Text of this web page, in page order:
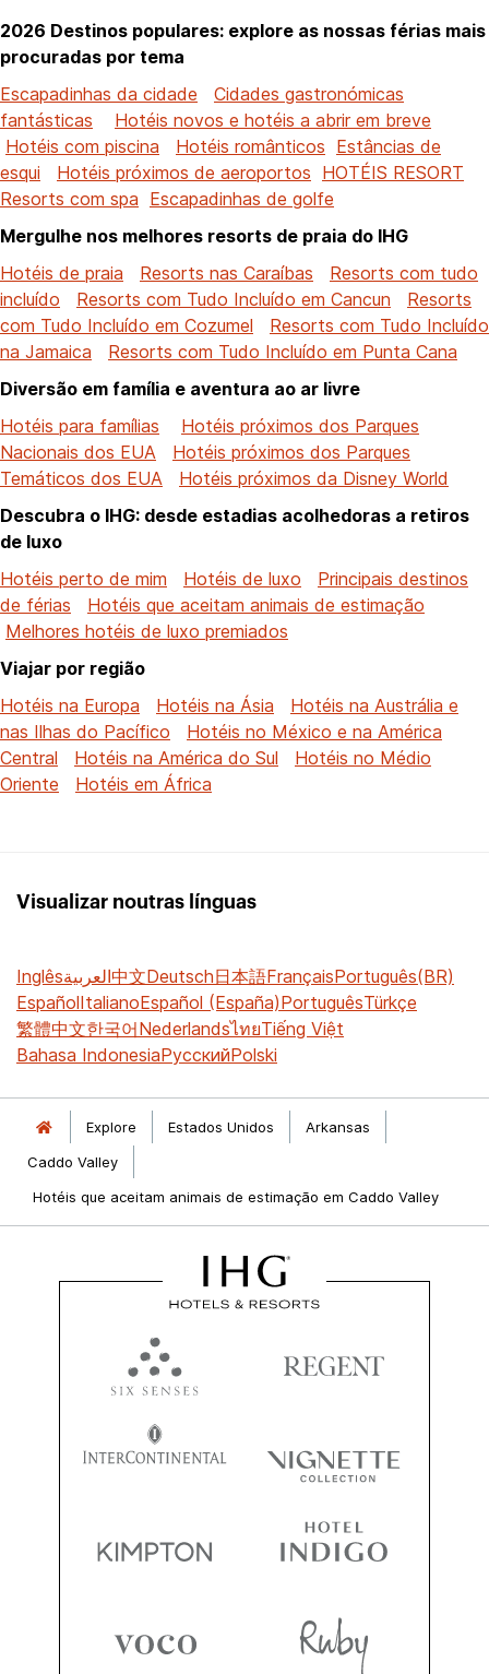
2026 Destinos populares: explore as nossas férias mais
procuradas por tema
Escapadinhas da cidade
Cidades gastronómicas
fantásticas
Hotéis novos e hotéis a abrir em breve
Hotéis com piscina
Hotéis românticos Estâncias de
esqui
Hotéis próximos de aeroportos HOTÉIS RESORT
Resorts com spa Escapadinhas de golfe
Mergulhe nos melhores resorts de praia do IHG
Hotéis de praia
Resorts nas Caraíbas
Resorts com tudo
incluído
Resorts com Tudo Incluído em Cancun
Resorts
com Tudo Incluído em Cozumel
Resorts com Tudo Incluído
na Jamaica
Resorts com Tudo Incluído em Punta Cana
Diversão em família e aventura ao ar livre
Hotéis para famílias
Hotéis próximos dos Parques
Nacionais dos EUA
Hotéis próximos dos Parques
Temáticos dos EUA
Hotéis próximos da Disney World
Descubra o IHG: desde estadias acolhedoras a retiros
de luxo
Hotéis perto de mim
Hotéis de luxo
Principais destinos
de férias
Hotéis que aceitam animais de estimação
Melhores hotéis de luxo premiados
Viajar por região
Hotéis na Europa
Hotéis na Ásia
Hotéis na Austrália e
nas Ilhas do Pacífico
Hotéis no México e na América
Central
Hotéis na América do Sul
Hotéis no Médio
Oriente
Hotéis em África
Visualizar noutras línguas
Inglêsالعربية中文Deutsch日本語FrançaisPortuguês(BR)
EspañolItalianoEspañol (España)PortuguêsTürkçe
繁體中文한국어NederlandsไทยTiếng Việt
Bahasa IndonesiaРусскийPolski
Explore Estados Unidos
Arkansas
Caddo Valley
Hotéis que aceitam animais de estimação em Caddo Valley